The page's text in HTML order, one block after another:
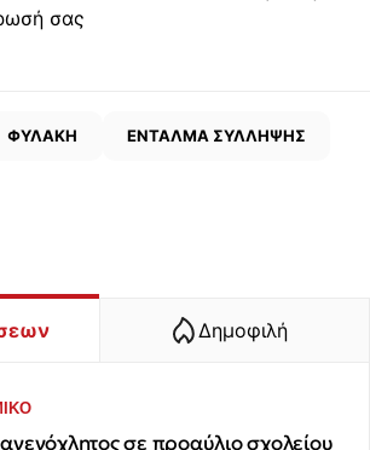
σας
ΦΥΛΑΚΗ ΕΝΤΑΛΜΑ ΣΥΛΛΗΨΗΣ
Δημοφιλή
σε προαύλιο σχολείου